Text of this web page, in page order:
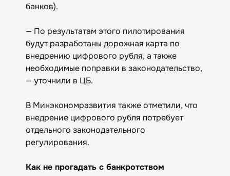
банков).
— По результатам этого пилотирования
будут разработаны дорожная карта по
внедрению цифрового рубля, а также
необходимые поправки в законодательство,
— уточнили в ЦБ.
В Минэкономразвития также отметили, что
внедрение цифрового рубля потребует
отдельного законодательного
регулирования.
Как не прогадать с банкротством